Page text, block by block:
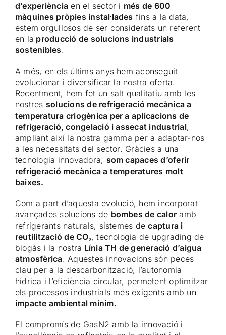
d’experiència en el sector i més de 600
màquines pròpies instal·lades fins a la data,
estem orgullosos de ser considerats un referent
en la producció de solucions industrials
sostenibles.
A més, en els últims anys hem aconseguit
evolucionar i diversificar la nostra oferta.
Recentment, hem fet un salt qualitatiu amb les
nostres solucions de refrigeració mecànica a
temperatura criogènica per a aplicacions de
refrigeració, congelació i assecat industrial,
ampliant així la nostra gamma per a adaptar-nos
a les necessitats del sector. Gràcies a una
tecnologia innovadora, som capaces d’oferir
refrigeració mecànica a temperatures molt
baixes.
Com a part d’aquesta evolució, hem incorporat
avançades solucions de bombes de calor amb
refrigerants naturals, sistemes decaptura i
reutilització de CO₂​, tecnologia de upgrading de
biogàs i la nostra Línia TH de generació d’aigua
atmosfèrica. Aquestes innovacions són peces
clau per a la descarbonització, l’autonomia
hídrica i l’eficiència circular, permetent optimitzar
els processos industrials més exigents amb un
impacte ambiental mínim.
El compromís de GasN2 amb la innovació i